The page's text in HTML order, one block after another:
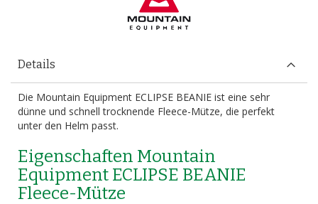
Details
Die Mountain Equipment ECLIPSE BEANIE ist eine sehr
dünne und schnell trocknende Fleece-Mütze, die perfekt
unter den Helm passt.
Eigenschaften Mountain
Equipment ECLIPSE BEANIE
Fleece-Mütze